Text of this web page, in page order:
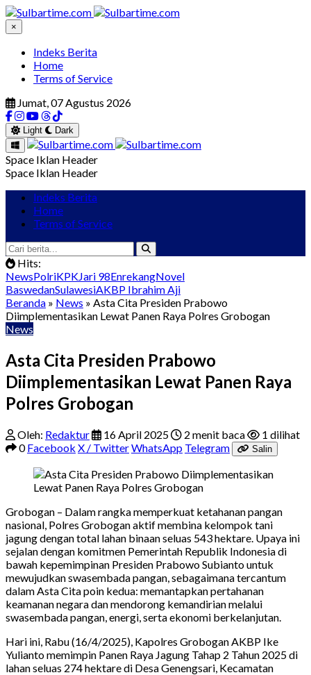
×
Indeks Berita
Home
Terms of Service
Jumat, 07 Agustus 2026
Light Dark
Space Iklan Header
Space Iklan Header
Indeks Berita
Home
Terms of Service
Hits:
NewsPolriKPKJari 98EnrekangNovel
BaswedanSulawesiAKBP Ibrahim Aji
Beranda » News » Asta Cita Presiden Prabowo
Diimplementasikan Lewat Panen Raya Polres Grobogan
News
Asta Cita Presiden Prabowo
Diimplementasikan Lewat Panen Raya
Polres Grobogan
Oleh: Redaktur 16 April 2025 2 menit baca
1 dilihat
0Facebook X / TwitterWhatsApp Telegram Salin
Grobogan – Dalam rangka memperkuat ketahanan pangan
nasional, Polres Grobogan aktif membina kelompok tani
jagung dengan total lahan binaan seluas 543 hektare. Upaya ini
sejalan dengan komitmen Pemerintah Republik Indonesia di
bawah kepemimpinan Presiden Prabowo Subianto untuk
mewujudkan swasembada pangan, sebagaimana tercantum
dalam Asta Cita poin kedua: memantapkan pertahanan
keamanan negara dan mendorong kemandirian melalui
swasembada pangan, energi, serta ekonomi berkelanjutan.
Hari ini, Rabu (16/4/2025), Kapolres Grobogan AKBP Ike
Yulianto memimpin Panen Raya Jagung Tahap 2 Tahun 2025 di
lahan seluas 274 hektare di Desa Genengsari, Kecamatan